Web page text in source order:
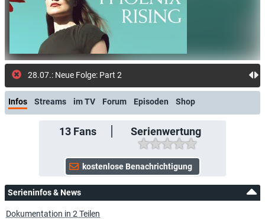
28.07.: Neue Folge: Part 2: Stand Up (HBO Max)
Infos Streams im TV Forum Episoden Shop
13Fans Serienwertung
Serieninfos & News
Dokumentation in 2 Teilen